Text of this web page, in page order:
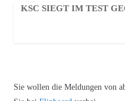
KSC SIEGT IM TEST
Sie wollen die Meldungen von